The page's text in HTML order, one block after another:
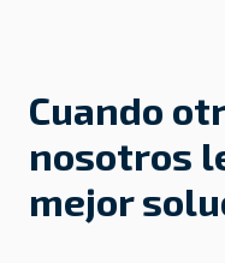
Cuando
nosotros
mejor